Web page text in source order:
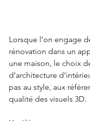
Lorsque l’on engage
rénovation dans un
une maison, le choix
d’architecture
pas au style, aux
qualité des visuels 3D.